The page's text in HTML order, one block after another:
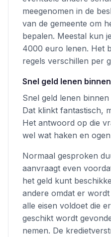
meegenomen in de
van de gemeente om
bepalen. Meestal kun
4000 euro lenen. Het
regels verschillen per
Snel geld lenen
Snel geld lenen
Dat klinkt fantastisch,
Het antwoord op die
wel wat haken en
Normaal gesproken
aanvraagt even
het geld kunt
andere omdat er
alle eisen voldoet die
geschikt wordt
nemen. De